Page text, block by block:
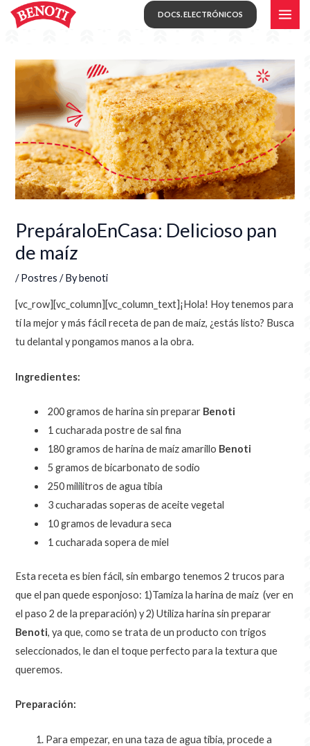
Skip
DOCS. ELECTRÓNICOS
PrepáraloEnCasa: Delicioso pan
de maíz
/Postres / Bybenoti
[vc_row][vc_column][vc_column_text] ¡Hola! Hoy tenemos para
tí la mejor y más fácil receta de pan de maíz, ¿estás listo? Busca
tu delantal y pongamos manos a la obra.
Ingredientes:
200 gramos deharina sin preparar Benoti
1 cucharada postre de sal fina
180 gramos deharina de maíz amarillo Benoti
5 gramos de bicarbonato de sodio
250 mililitros de agua tibia
3 cucharadas soperas de aceite vegetal
10 gramos de levadura seca
1 cucharada sopera de miel
Esta receta es bien fácil, sin embargo tenemos 2 trucos para
que el pan quede esponjoso: 1)Tamiza la harina de maíz (ver en
el paso 2 de la preparación) y 2) Utilizaharina sin preparar
Benoti, ya que, como se trata de un producto con trigos
seleccionados, le dan el toque perfecto para la textura que
queremos.
Preparación:
Para empezar, en una taza de agua tibia, procede a